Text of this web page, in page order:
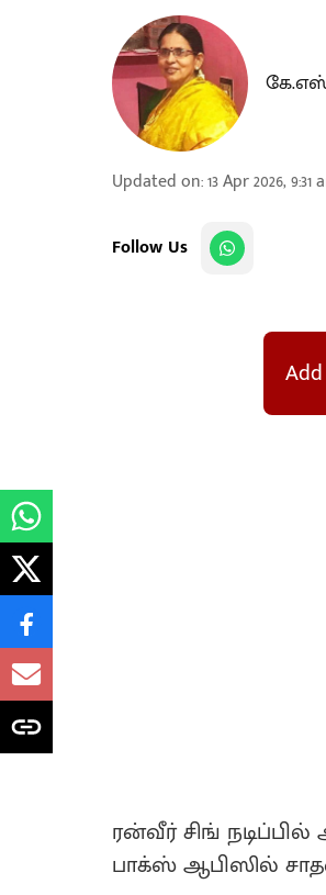
Updated on:13 Apr 2026, 9:31
Follow Us
ரன்வீர் சிங்
பாக்ஸ் ஆபிஸில்